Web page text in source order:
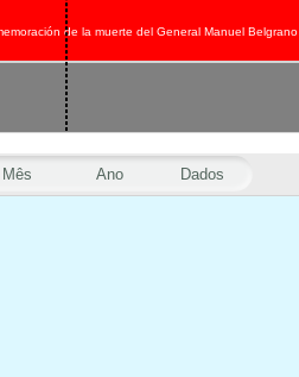
Mês Ano Dados
de la muerte del General Manuel Belgrano